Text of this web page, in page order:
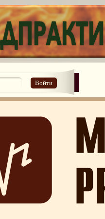
Войти